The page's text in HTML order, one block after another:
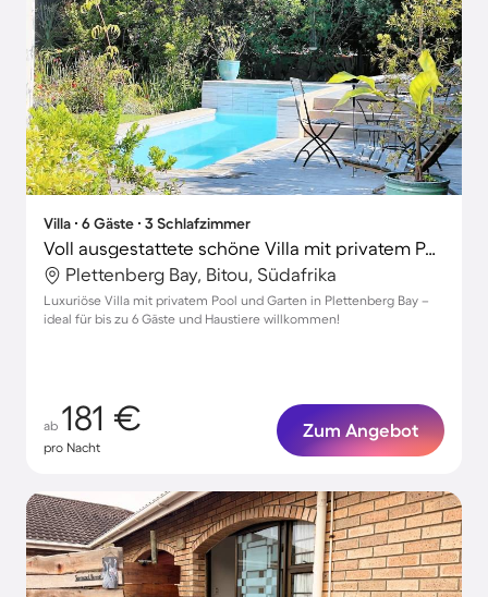
Villa ∙ 6 Gäste ∙ 3 Schlafzimmer
Voll ausgestattete schöne Villa mit privatem Pool, Grill und Terrasse | Perfekt für die Arbeit von Zuhause | Haustiere sind willkommen
Plettenberg Bay, Bitou, Südafrika
Luxuriöse Villa mit privatem Pool und Garten in Plettenberg Bay –
ideal für bis zu 6 Gäste und Haustiere willkommen!
ab 181 €
pro Nacht
Zum Angebot